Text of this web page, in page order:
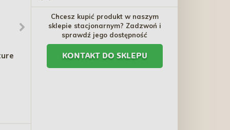
ALPHA SPIRIT
Hypoallergenic Free
ZOLUX Przysmak
naturalny dla psa Gryzak
Chcesz kupić produkt w naszym
sklepie stacjonarnym? Zadzwoń i
sprawdź jego dostępność
KONTAKT DO SKLEPU